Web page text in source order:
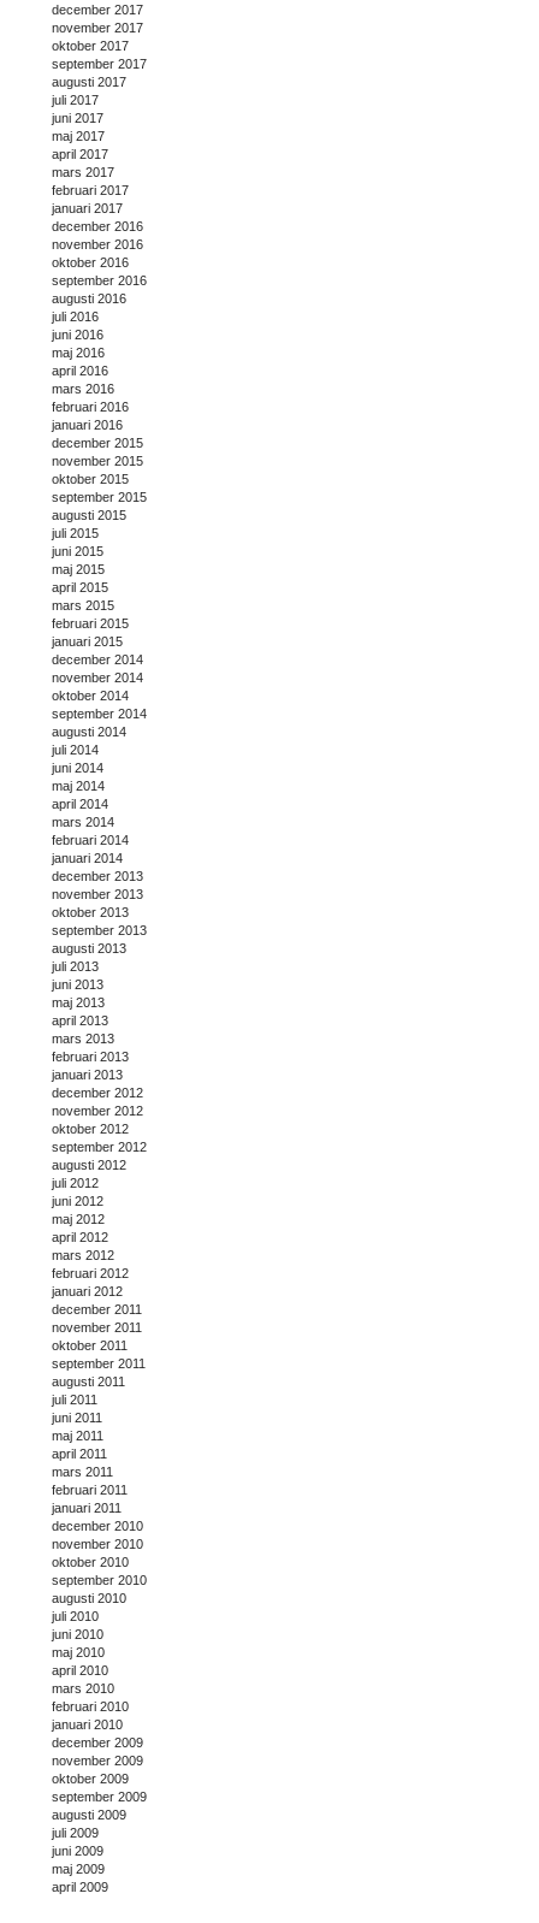
december 2017
november 2017
oktober 2017
september 2017
augusti 2017
juli 2017
juni 2017
maj 2017
april 2017
mars 2017
februari 2017
januari 2017
december 2016
november 2016
oktober 2016
september 2016
augusti 2016
juli 2016
juni 2016
maj 2016
april 2016
mars 2016
februari 2016
januari 2016
december 2015
november 2015
oktober 2015
september 2015
augusti 2015
juli 2015
juni 2015
maj 2015
april 2015
mars 2015
februari 2015
januari 2015
december 2014
november 2014
oktober 2014
september 2014
augusti 2014
juli 2014
juni 2014
maj 2014
april 2014
mars 2014
februari 2014
januari 2014
december 2013
november 2013
oktober 2013
september 2013
augusti 2013
juli 2013
juni 2013
maj 2013
april 2013
mars 2013
februari 2013
januari 2013
december 2012
november 2012
oktober 2012
september 2012
augusti 2012
juli 2012
juni 2012
maj 2012
april 2012
mars 2012
februari 2012
januari 2012
december 2011
november 2011
oktober 2011
september 2011
augusti 2011
juli 2011
juni 2011
maj 2011
april 2011
mars 2011
februari 2011
januari 2011
december 2010
november 2010
oktober 2010
september 2010
augusti 2010
juli 2010
juni 2010
maj 2010
april 2010
mars 2010
februari 2010
januari 2010
december 2009
november 2009
oktober 2009
september 2009
augusti 2009
juli 2009
juni 2009
maj 2009
april 2009